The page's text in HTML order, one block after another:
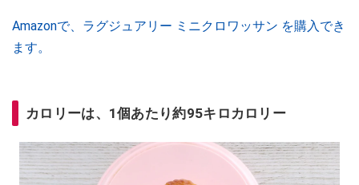
Amazonで、ラグジュアリー ミニクロワッサン を購入でき
ます。
カロリーは、1個あたり約95キロカロリー